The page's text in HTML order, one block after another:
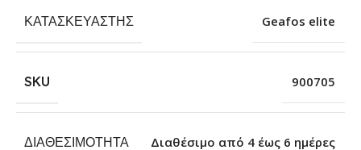
ΚΑΤΑΣΚΕΥΑΣΤΉΣ Geafos elite
SKU 900705
ΔΙΑΘΕΣΙΜΌΤΗΤΑ Διαθέσιμο από 4 έως 6 ημέρες